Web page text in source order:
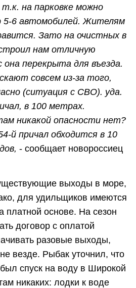
т.к. на парковке можно
5-6 автомобилей. Жителям
Зато на очистных в
нам отличную
она перекрыта для въезда.
совсем из-за того,
(ситуация с СВО). уда.
в 100 метрах.
никакой опасности нет?
й причал обходится в 10
- сообщает новороссиец
выходы в море,
для удильщиков имеются
платной основе. На сезон
договор с оплатой
разовые выходы,
везде. Рыбак уточнил, что
спуск на воду в Широкой
никаких: лодки к воде